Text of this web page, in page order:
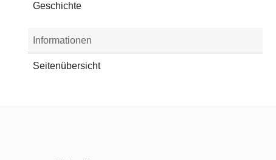
Geschichte
Informationen
Seitenübersicht